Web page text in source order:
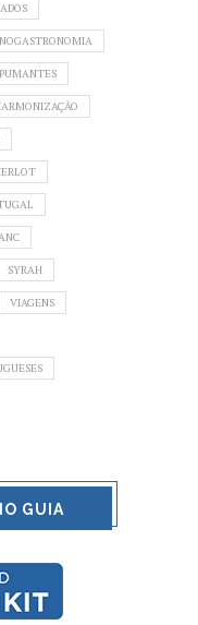
SYRAH
VIAGENS
GUIA